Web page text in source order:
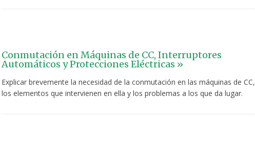
Conmutación en Máquinas de CC, Interruptores
Automáticos y Protecciones Eléctricas »
Explicar brevemente la necesidad de la conmutación en las máquinas de CC,
los elementos que intervienen en ella y los problemas a los que da lugar.